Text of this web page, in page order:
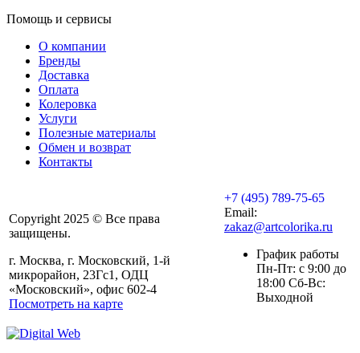
Помощь и сервисы
О компании
Бренды
Доставка
Оплата
Колеровка
Услуги
Полезные материалы
Обмен и возврат
Контакты
Copyright 2025 © Все права
защищены.
г. Москва, г. Московский, 1-й
микрорайон, 23Гс1, ОДЦ
«Московский», офис 602-4
Посмотреть на карте
+7 (495) 789-75-65
Email:
zakaz@artcolorika.ru
График работы
Пн-Пт: с 9:00 до
18:00 Сб-Вс:
Выходной